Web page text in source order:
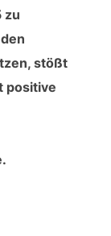
zu
stößt
positive